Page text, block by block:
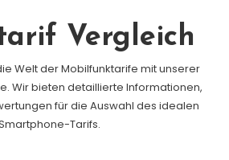
Vergleich
Welt der Mobilfunktarife mit unserer
Wir bieten detaillierte Informationen,
für die Auswahl des idealen
Tarifs.